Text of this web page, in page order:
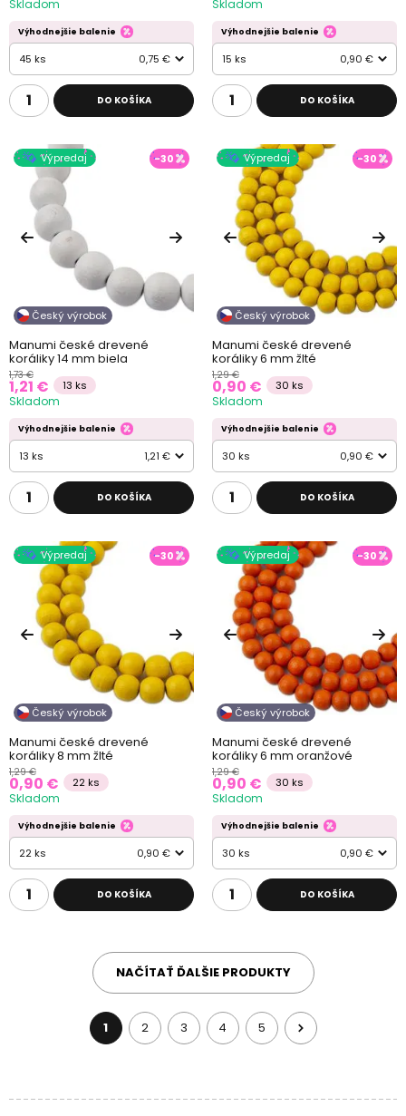
Skladom
Výhodnejšie balenie
45 ks 0,75 €
DO KOŠÍKA
Skladom
Výhodnejšie balenie
15 ks 0,90 €
DO KOŠÍKA
Výpredaj
Český výrobok
-30
Manumi české drevené
koráliky 14 mm biela
1,73 €
1,21 € 13 ks
Skladom
Výhodnejšie balenie
13 ks 1,21 €
DO KOŠÍKA
Výpredaj
Český výrobok
-30
Manumi české drevené
koráliky 6 mm žlté
1,29 €
0,90 € 30 ks
Skladom
Výhodnejšie balenie
30 ks 0,90 €
DO KOŠÍKA
Výpredaj
Český výrobok
-30
Manumi české drevené
koráliky 8 mm žlté
1,29 €
0,90 € 22 ks
Skladom
Výhodnejšie balenie
22 ks 0,90 €
DO KOŠÍKA
Výpredaj
Český výrobok
-30
Manumi české drevené
koráliky 6 mm oranžové
1,29 €
0,90 € 30 ks
Skladom
Výhodnejšie balenie
30 ks 0,90 €
DO KOŠÍKA
NAČÍTAŤ ĎALŠIE PRODUKTY
1 2 3 4 5